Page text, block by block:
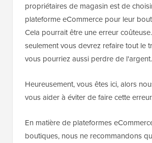
propriétaires de magasin est de
plateforme eCommerce pour leur
Cela pourrait être une erreur
seulement vous devrez refaire tout le
vous pourriez aussi perdre de l'argent.
Heureusement, vous êtes ici, alors
vous aider à éviter de faire cette
En matière de plateformes
boutiques, nous ne recommandons